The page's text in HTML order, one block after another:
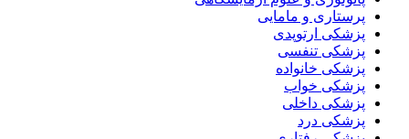
پرستاری و مامایی
پزشکی ارتوپدی
پزشکی تنفسی
پزشکی خانواده
پزشکی خواب
پزشکی داخلی
پزشکی درد